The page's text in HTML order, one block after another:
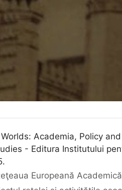
Academia, Policy
- Editura Institutului
Europeană